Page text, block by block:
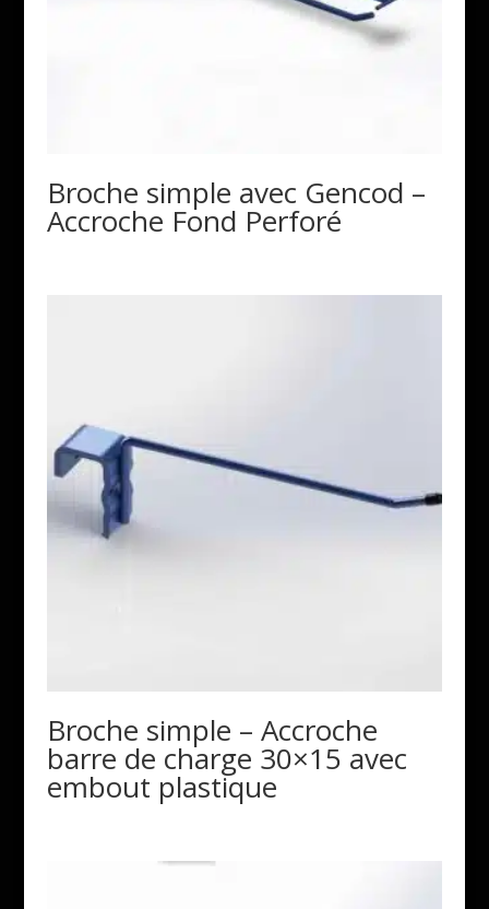
Broche simple avec Gencod –
Accroche Fond Perforé
Broche simple – Accroche
barre de charge 30×15 avec
embout plastique